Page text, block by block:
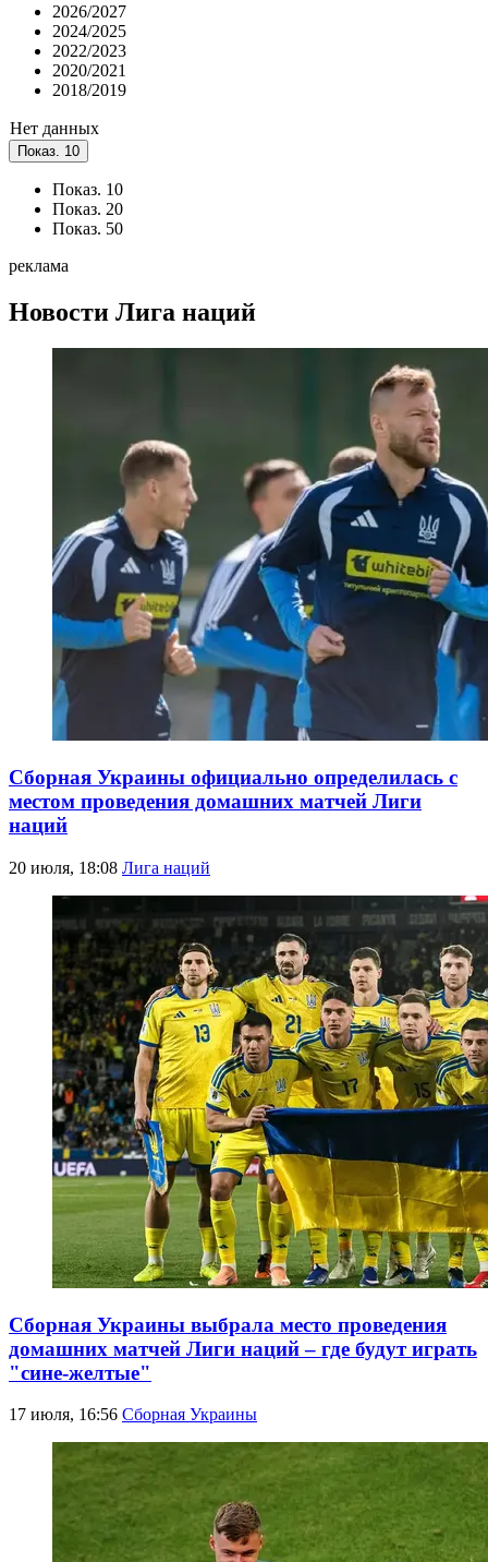
2026/2027
2024/2025
2022/2023
2020/2021
2018/2019
Нет данных
Показ. 10
Показ. 10
Показ. 20
Показ. 50
реклама
Новости Лига наций
Сборная Украины официально определилась с
местом проведения домашних матчей Лиги
наций
20 июля, 18:08 Лига наций
Сборная Украины выбрала место проведения
домашних матчей Лиги наций – где будут играть
"сине-желтые"
17 июля, 16:56 Сборная Украины